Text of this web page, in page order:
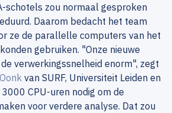
schotels zou normaal gesproken
Daarom bedacht het team
ze de parallelle computers van het
gebruiken. "Onze nieuwe
verwerkingssnelheid enorm", zegt
van SURF, Universiteit Leiden en
CPU-uren nodig om de
voor verdere analyse. Dat zou